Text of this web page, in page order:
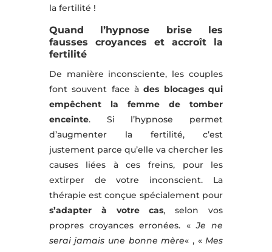
la fertilité !
Quand l’hypnose brise les
fausses croyances et accroît la
fertilité
De manière inconsciente, les couples
font souvent face àdes blocages qui
empêchent la femme de tomber
enceinte. Si l’hypnose permet
d’augmenter la fertilité, c’est
justement parce qu’elle va chercher les
causes liées à ces freins, pour les
extirper de votre inconscient. La
thérapie est conçue spécialement pour
s’adapter à votre cas, selon vos
propres croyances erronées. «Je ne
serai jamais une bonne mère« , «Mes